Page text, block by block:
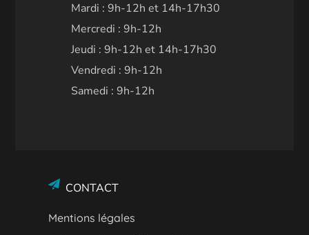
Mardi : 9h-12h et 14h-17h30
Mercredi : 9h-12h
Jeudi : 9h-12h et 14h-17h30
Vendredi : 9h-12h
Samedi : 9h-12h
CONTACT
Mentions légales